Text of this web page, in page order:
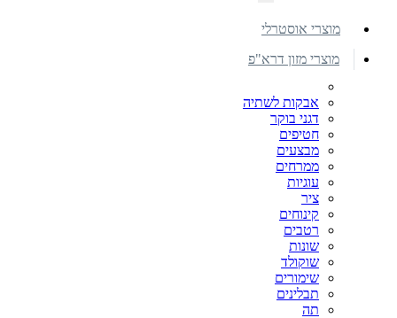
מוצרי אוסטרלי
מוצרי מזון דרא"פ
אבקות לשתיה
דגני בוקר
חטיפים
מבצעים
ממרחים
עוגיות
ציר
קינוחים
רטבים
שונות
שוקולד
שימורים
תבלינים
תה